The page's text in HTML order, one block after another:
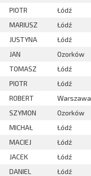
PIOTR Łódź
MARIUSZ Łódź
JUSTYNA Łódź
JAN Ozorków
TOMASZ Łódź
PIOTR Łódź
ROBERT Warszawa
SZYMON Ozorków
MICHAŁ Łódź
MACIEJ Łódź
JACEK Łódź
DANIEL Łódź